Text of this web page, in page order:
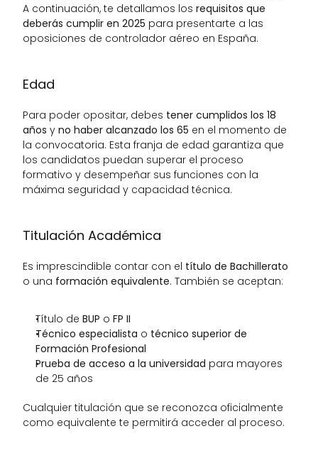
A continuación, te detallamos los requisitos que
deberás cumplir en 2025 para presentarte a las
oposiciones de controlador aéreo en España.
Edad
Para poder opositar, debes tener cumplidos los 18
años y no haber alcanzado los 65 en el momento de
la convocatoria. Esta franja de edad garantiza que
los candidatos puedan superar el proceso
formativo y desempeñar sus funciones con la
máxima seguridad y capacidad técnica.
Titulación Académica
Es imprescindible contar con el título de Bachillerato
o una formación equivalente. También se aceptan:
Título de BUP o FP II
Técnico especialista o técnico superior de
Formación Profesional
Prueba de acceso a la universidad para mayores
de 25 años
Cualquier titulación que se reconozca oficialmente
como equivalente te permitirá acceder al proceso.